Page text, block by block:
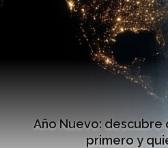
Año Nuevo:
primero y